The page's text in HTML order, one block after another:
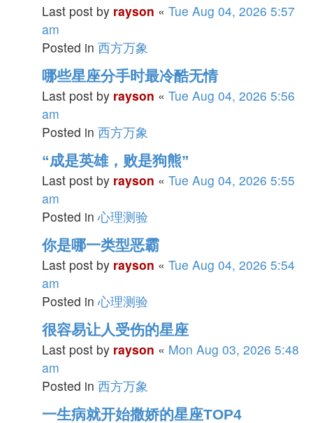
Last post by rayson « Tue Aug 04, 2026 5:57
am
Posted in 西方万象
哪些星座分手时最冷酷无情
Last post by rayson « Tue Aug 04, 2026 5:56
am
Posted in 西方万象
“成是英雄，败是狗熊”
Last post by rayson « Tue Aug 04, 2026 5:55
am
Posted in心理测验
你是哪一类型恶霸
Last post by rayson « Tue Aug 04, 2026 5:54
am
Posted in心理测验
很容易让人受伤的星座
Last post by rayson « Mon Aug 03, 2026 5:48
am
Posted in 西方万象
一生病就开始撒娇的星座TOP4